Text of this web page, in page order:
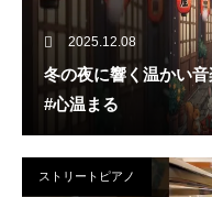
2025.12.08
冬の夜に響く温かい
#心温まる
ストリートピアノ